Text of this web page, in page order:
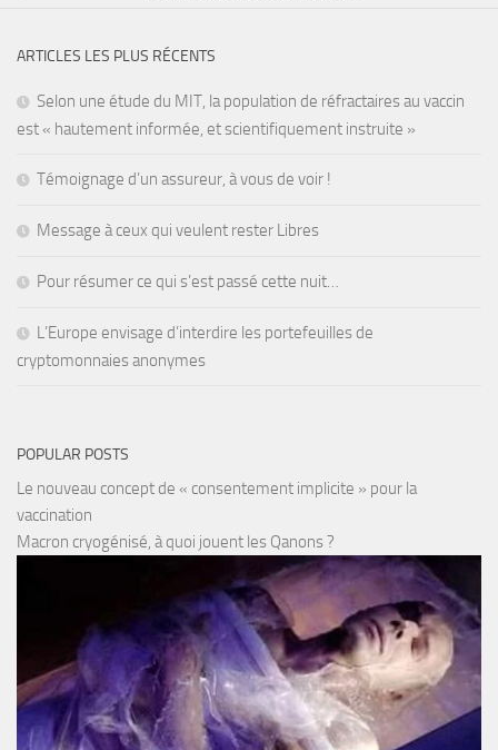
ARTICLES LES PLUS RÉCENTS
Selon une étude du MIT, la population de réfractaires au vaccin
est « hautement informée, et scientifiquement instruite »
Témoignage d’un assureur, à vous de voir !
Message à ceux qui veulent rester Libres
Pour résumer ce qui s’est passé cette nuit…
L’Europe envisage d’interdire les portefeuilles de
cryptomonnaies anonymes
POPULAR POSTS
Le nouveau concept de « consentement implicite » pour la
vaccination
Macron cryogénisé, à quoi jouent les Qanons ?